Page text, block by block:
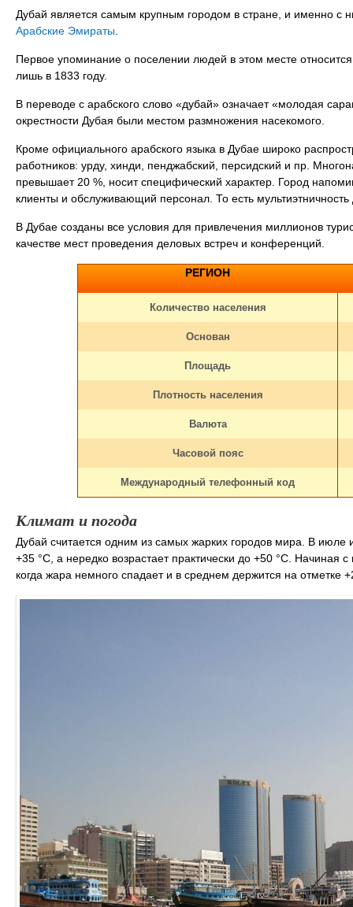
Дубай является самым крупным городом в стране, и именно с
Арабские Эмираты
Первое упоминание о поселении людей в этом месте
лишь в 1833 году.
В переводе с арабского слово «дубай» означает «молодая
окрестности Дубая были местом размножения насекомого.
Кроме официального арабского языка в Дубае широко
работников: урду, хинди, пенджабский, персидский и пр.
превышает 20 %, носит специфический характер. Город
клиенты и обслуживающий персонал. То есть мультиэтничность
В Дубае созданы все условия для привлечения миллионов
качестве мест проведения деловых встреч и конференций.
РЕГИОН
Количество населения
Основан
Площадь
Плотность населения
Валюта
Часовой пояс
Международный телефонный код
Климат и погода
Дубай считается одним из самых жарких городов мира. В июле
+35 °С, а нередко возрастает практически до +50 °С. Начиная
когда жара немного спадает и в среднем держится на отметке